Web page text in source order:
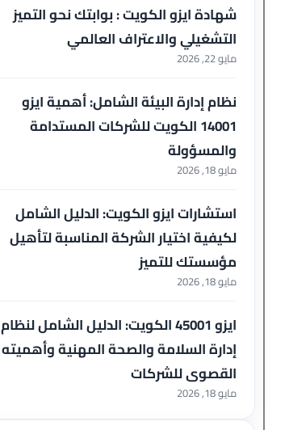
شهادة ايزو الكويت : بوابتك نحو التميز
التشغيلي والاعتراف العالمي
مايو 22, 2026
نظام إدارة البيئة الشامل: أهمية ايزو
14001 الكويت للشركات المستدامة
والمسؤولة
مايو 18, 2026
استشارات ايزو الكويت: الدليل الشامل
لكيفية اختيار الشركة المناسبة لتأهيل
مؤسستك للتميز
مايو 18, 2026
ايزو 45001 الكويت: الدليل الشامل لنظام
إدارة السلامة والصحة المهنية وأهميته
القصوى للشركات
مايو 18, 2026